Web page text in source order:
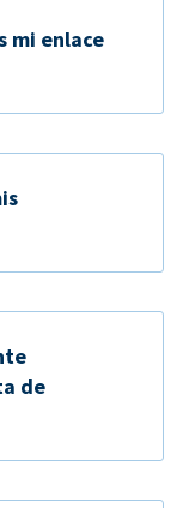
mi enlace
de